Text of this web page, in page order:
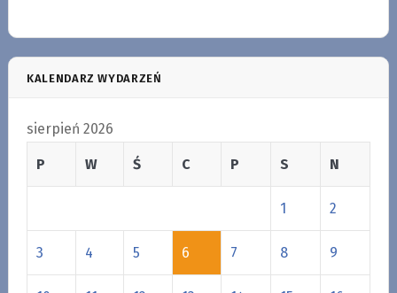
KALENDARZ WYDARZEŃ
sierpień 2026
P W Ś C P S N
1 2
3 4 5 6 7 8 9